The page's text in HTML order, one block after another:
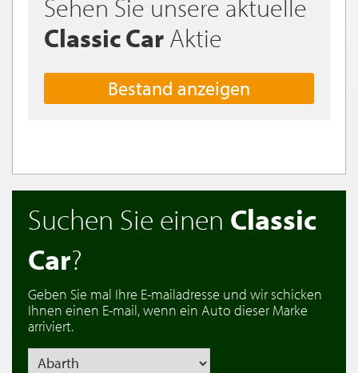
Sehen Sie unsere aktuelle
Classic Car Aktie
Bestand anzeigen
Suchen Sie einen Classic
Car?
Geben Sie mal Ihre E-mailadresse und wir schicken
Ihnen einen E-mail, wenn ein Auto dieser Marke
arriviert.